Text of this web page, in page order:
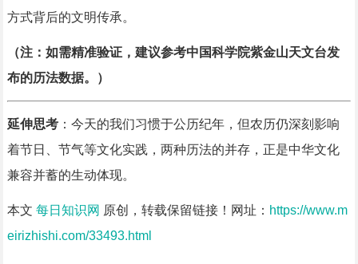
方式背后的文明传承。
（注：如需精准验证，建议参考中国科学院紫金山天文台发
布的历法数据。）
延伸思考：今天的我们习惯于公历纪年，但农历仍深刻影响
着节日、节气等文化实践，两种历法的并存，正是中华文化
兼容并蓄的生动体现。
本文 每日知识网 原创，转载保留链接！网址： https://www.m
eirizhishi.com/33493.html